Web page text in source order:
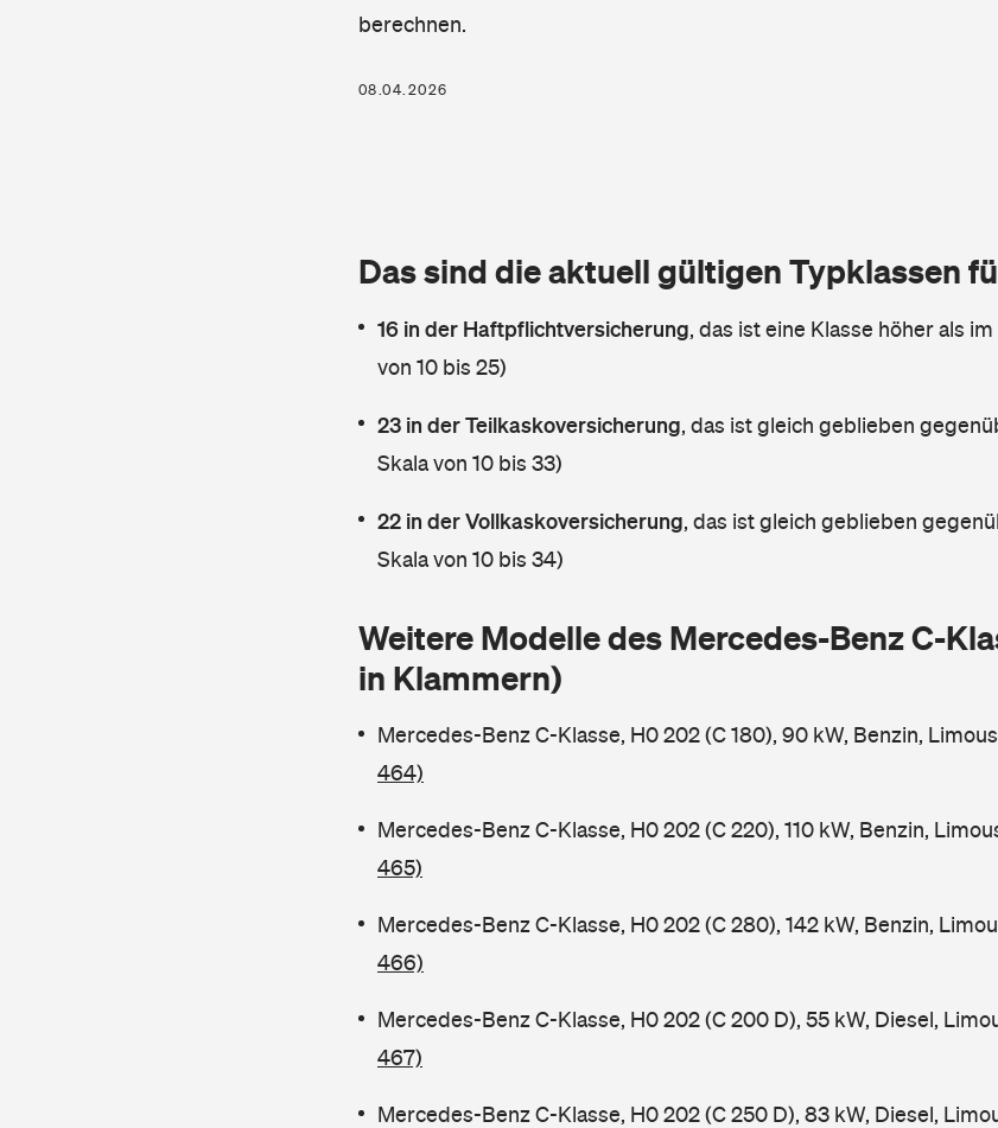
berechnen.
08.04.2026
Das sind die aktuell gültigen Typklassen
16 in der Haftpflichtversicherung, das ist eine Klasse höher als
von 10 bis 25)
23 in der Teilkaskoversicherung, das ist gleich geblieben
Skala von 10 bis 33)
22 in der Vollkaskoversicherung, das ist gleich geblieben
Skala von 10 bis 34)
Weitere Modelle des Mercedes-Benz C-
in Klammern)
Mercedes-Benz C-Klasse, H0 202 (C 180), 90 kW, Benzin,
464)
Mercedes-Benz C-Klasse, H0 202 (C 220), 110 kW, Benzin,
465)
Mercedes-Benz C-Klasse, H0 202 (C 280), 142 kW, Benzin,
466)
Mercedes-Benz C-Klasse, H0 202 (C 200 D), 55 kW, Diesel,
467)
Mercedes-Benz C-Klasse, H0 202 (C 250 D), 83 kW, Diesel,